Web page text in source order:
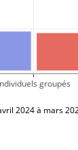
groupés
2024 à mars